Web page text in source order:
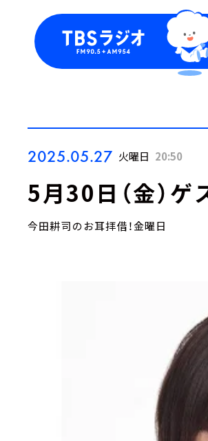
2025.05.27 火曜日 20:50
5月30日（金）
今田耕司のお耳拝借！金曜日